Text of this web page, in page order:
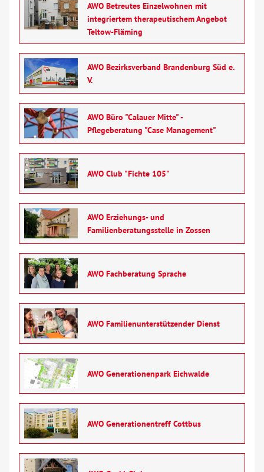
AWO Betreutes Einzelwohnen mit
integriertem therapeutischem Angebot
Teltow-Fläming
AWO Bezirksverband Brandenburg Süd e.
V.
AWO Büro "Calauer Mitte" -
Pflegeberatung "Case Management"
AWO Club "Fichte 105"
AWO Erziehungs- und
Familienberatungsstelle in Zossen
AWO Fachberatung Sprache
AWO Familienunterstützender Dienst
AWO Generationenpark Eichwalde
AWO Generationentreff Cottbus